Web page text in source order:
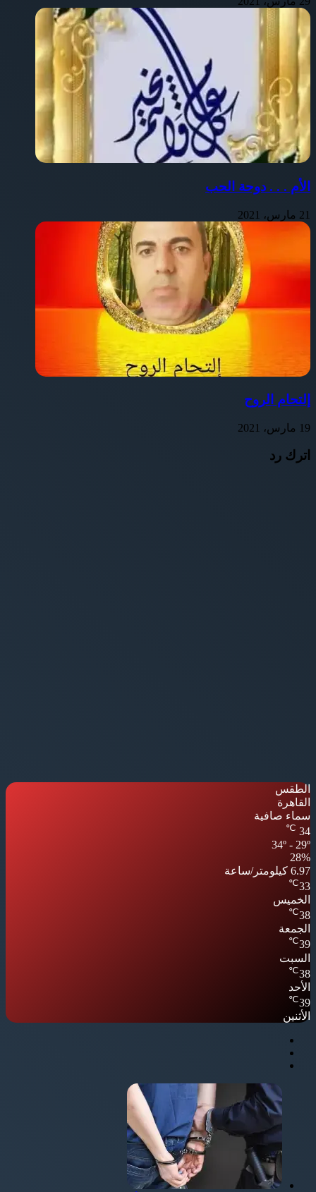
الأم . . . دوحة الحب
21 مارس، 2021
إلتحام الروح
19 مارس، 2021
اترك رد
الطقس
القاهرة
سماء صافية
34
℃
34º - 29º
28%
6.97 كيلومتر/ساعة
33
℃
الخميس
38
℃
الجمعة
39
℃
السبت
38
℃
الأحد
39
℃
الأثنين